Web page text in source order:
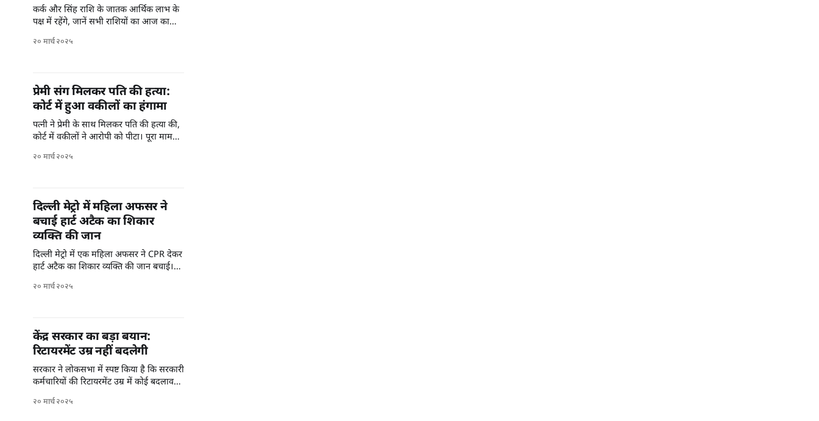
कर्क और सिंह राशि के जातक आर्थिक लाभ के
पक्ष में रहेंगे, जानें सभी राशियों का आज का
वायरल राशिफल.
२० मार्च २०२५
प्रेमी संग मिलकर पति की हत्या:
कोर्ट में हुआ वकीलों का हंगामा
पत्नी ने प्रेमी के साथ मिलकर पति की हत्या की,
कोर्ट में वकीलों ने आरोपी को पीटा। पूरा मामला
२० मार्च २०२५
दिल्ली मेट्रो में महिला अफसर ने
बचाई हार्ट अटैक का शिकार
व्यक्ति की जान
दिल्ली मेट्रो में एक महिला अफसर ने CPR देकर
हार्ट अटैक का शिकार व्यक्ति की जान बचाई।
जानिए पूरी कहानी।
२० मार्च २०२५
केंद्र सरकार का बड़ा बयान:
रिटायरमेंट उम्र नहीं बदलेगी
सरकार ने लोकसभा में स्पष्ट किया है कि सरकारी
कर्मचारियों की रिटायरमेंट उम्र में कोई बदलाव
नहीं किया जाएगा।
२० मार्च २०२५